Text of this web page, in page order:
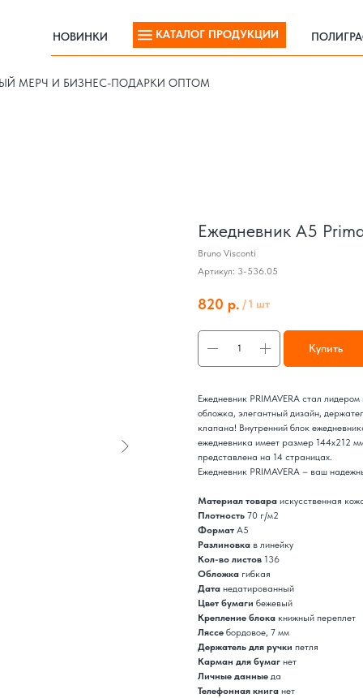
КАТАЛОГ ПРОДУКЦИИ
НОВИНКИ КАТАЛОГ ПРОДУКЦИИ
МЕРЧ И БИЗНЕС-ПОДАРКИ ОПТОМ
Ежедневник А5
Bruno Visconti
Артикул: 3-536.05
820 р. /1 шт
Купить
Ежедневник PRIMAVERA стал
обложка, элегантный дизайн,
клапана! Внутренний блок
ежедневника имеет размер 144х212
представлена на 14 страницах.
Ежедневник PRIMAVERA – ваш
Материал товара искусственная
Плотность 70 г/м2
Формат A5
Разлиновка в линейку
Кол-во листов 136
Обложка гибкая
Дата недатированный
Цвет бумаги бежевый
Крепление блока книжный переплет
Ляссе бордовое, 7 мм
Держатель для ручки петля
Карман для бумаг нет
Личные данные да
Телефонная книга нет